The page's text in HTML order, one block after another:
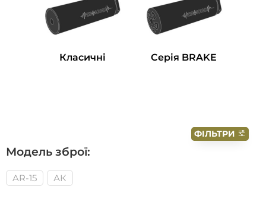
Класичні Серія BRAKE
ФІЛЬТРИ
Модель зброї:
AR-15 АК